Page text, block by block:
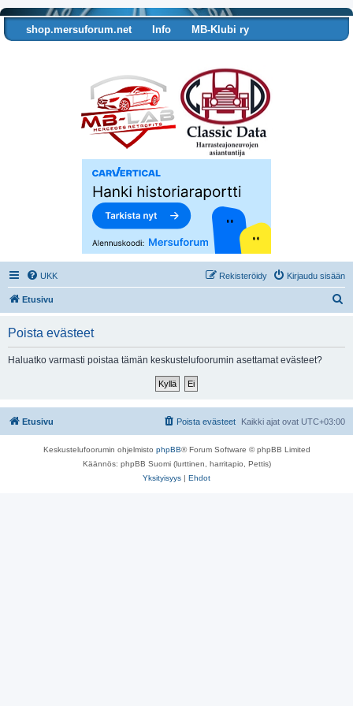
shop.mersuforum.net Info
MB-Klubi ry
UKK Kirjaudu sisään
Rekisteröidy
Etusivu
Poista evästeet
Haluatko varmasti poistaa tämän keskustelufoorumin asettamat evästeet?
Etusivu Kaikki ajat ovat UTC+03:00
Poista evästeet
Keskustelufoorumin ohjelmisto phpBB® Forum Software © phpBB Limited
Käännös: phpBB Suomi (lurttinen, harritapio, Pettis)
Yksityisyys | Ehdot